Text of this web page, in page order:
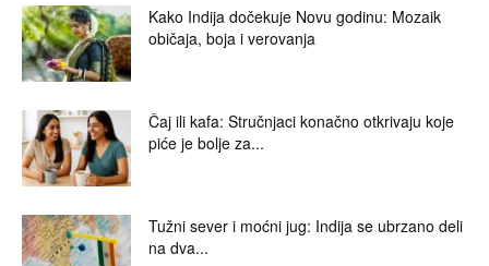
Kako Indija dočekuje Novu godinu: Mozaik
običaja, boja i verovanja
Čaj ili kafa: Stručnjaci konačno otkrivaju koje
piće je bolje za...
Tužni sever i moćni jug: Indija se ubrzano deli
na dva...